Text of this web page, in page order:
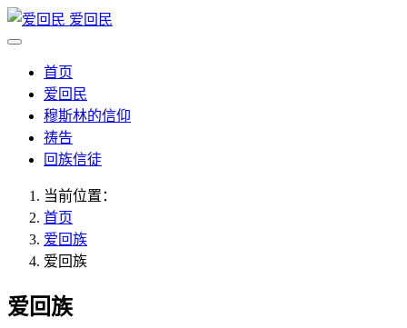
爱回民
首页
爱回民
穆斯林的信仰
祷告
回族信徒
当前位置：
首页
爱回族
爱回族
爱回族